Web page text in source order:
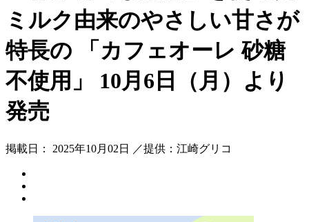
ミルク由来のやさしい甘さが
特長の 「カフェオーレ 砂糖
不使用」 10月6日（月）より
発売
掲載日： 2025年10月02日 ／提供：江崎グリコ